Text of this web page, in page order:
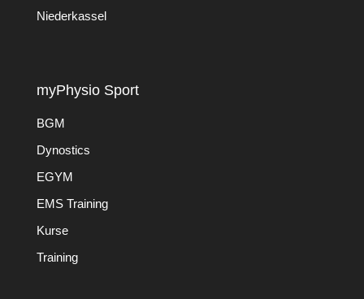
Niederkassel
myPhysio Sport
BGM
Dynostics
EGYM
EMS Training
Kurse
Training